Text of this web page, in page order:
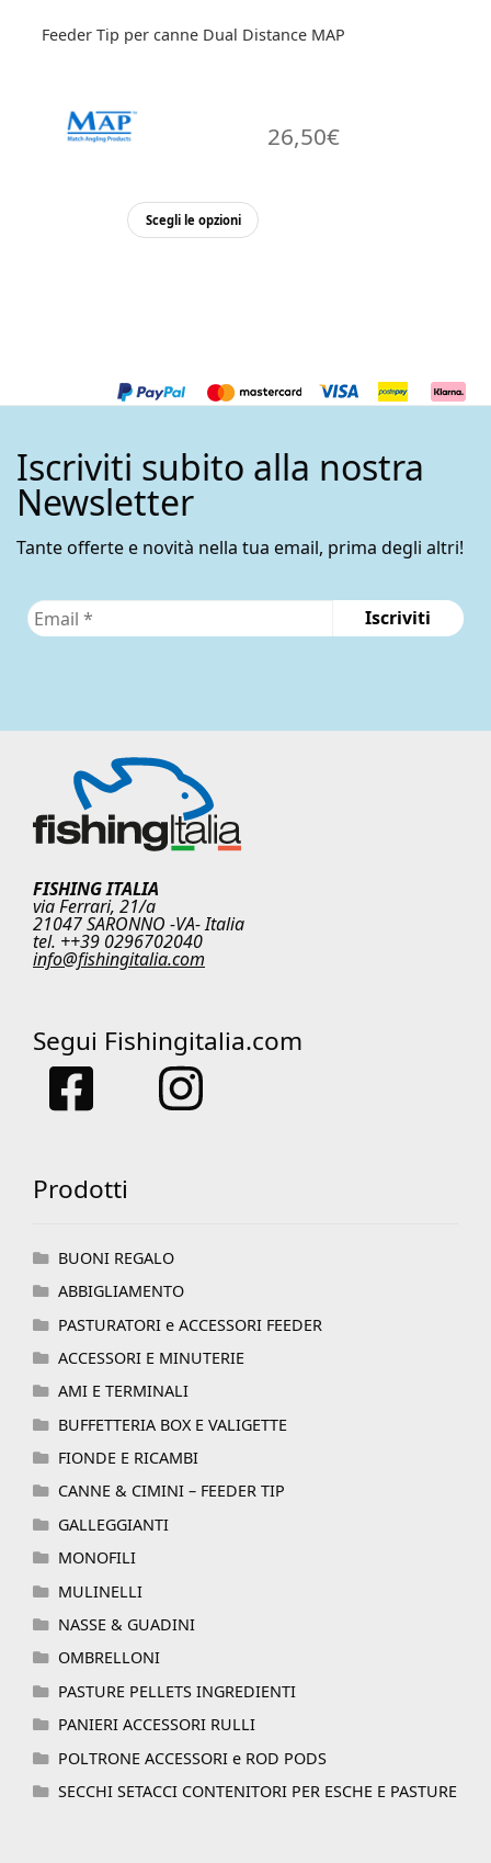
Feeder Tip per canne Dual Distance MAP
26,50€
Scegli le opzioni
Questo
opzioni
possono
scelte
nella
del
Iscriviti subito alla nostra
Newsletter
Tante offerte e novità nella tua email, prima degli altri!
FISHING ITALIA
via Ferrari, 21/a
21047 SARONNO -VA- Italia
tel. ++39 0296702040
info@fishingitalia.com
Segui Fishingitalia.com
Prodotti
BUONI REGALO
ABBIGLIAMENTO
PASTURATORI e ACCESSORI FEEDER
ACCESSORI E MINUTERIE
AMI E TERMINALI
BUFFETTERIA BOX E VALIGETTE
FIONDE E RICAMBI
CANNE & CIMINI – FEEDER TIP
GALLEGGIANTI
MONOFILI
MULINELLI
NASSE & GUADINI
OMBRELLONI
PASTURE PELLETS INGREDIENTI
PANIERI ACCESSORI RULLI
POLTRONE ACCESSORI e ROD PODS
SECCHI SETACCI CONTENITORI PER ESCHE E PASTURE